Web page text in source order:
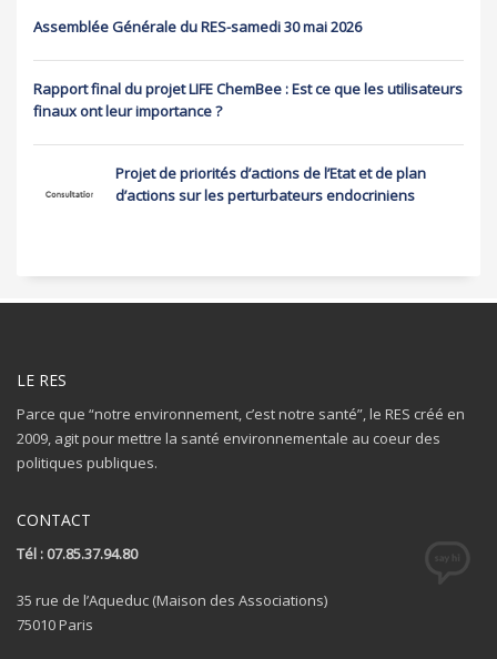
Assemblée Générale du RES-samedi 30 mai 2026
Rapport final du projet LIFE ChemBee : Est ce que les utilisateurs
finaux ont leur importance ?
Projet de priorités d’actions de l’Etat et de plan
d’actions sur les perturbateurs endocriniens
LE RES
Parce que “notre environnement, c’est notre santé”, le RES créé en
2009, agit pour mettre la santé environnementale au coeur des
politiques publiques.
CONTACT
Tél : 07.85.37.94.80
35 rue de l’Aqueduc (Maison des Associations)
75010 Paris